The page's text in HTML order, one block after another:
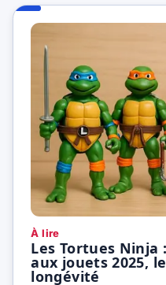
À lire
Les Tortues Ninja
aux jouets 2025,
longévité